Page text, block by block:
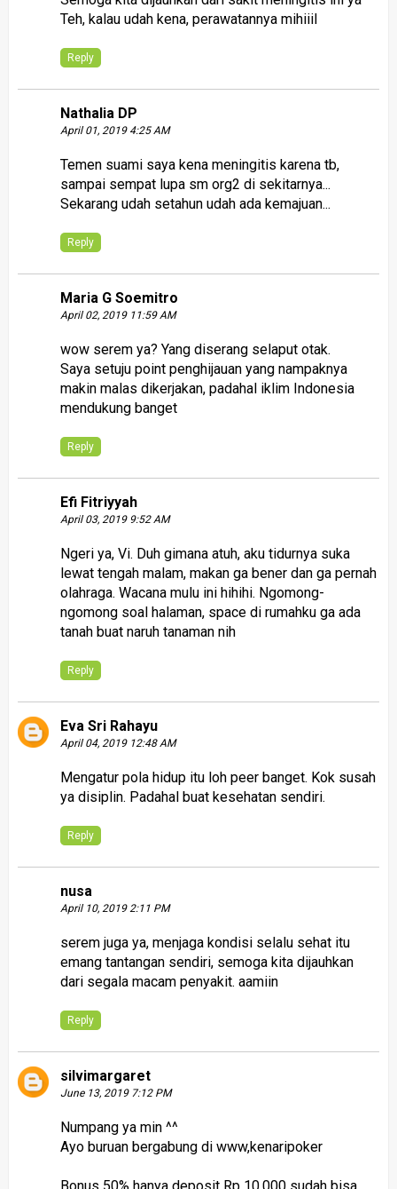
Teh, kalau udah kena, perawatannya mihiiil
Reply
Nathalia DP
April 01, 2019 4:25 AM
Temen suami saya kena meningitis karena tb,
sampai sempat lupa sm org2 di sekitarnya...
Sekarang udah setahun udah ada kemajuan...
Reply
Maria G Soemitro
April 02, 2019 11:59 AM
wow serem ya? Yang diserang selaput otak.
Saya setuju point penghijauan yang nampaknya
makin malas dikerjakan, padahal iklim Indonesia
mendukung banget
Reply
Efi Fitriyyah
April 03, 2019 9:52 AM
Ngeri ya, Vi. Duh gimana atuh, aku tidurnya suka
lewat tengah malam, makan ga bener dan ga pernah
olahraga. Wacana mulu ini hihihi. Ngomong-
ngomong soal halaman, space di rumahku ga ada
tanah buat naruh tanaman nih
Reply
Eva Sri Rahayu
April 04, 2019 12:48 AM
Mengatur pola hidup itu loh peer banget. Kok susah
ya disiplin. Padahal buat kesehatan sendiri.
Reply
nusa
April 10, 2019 2:11 PM
serem juga ya, menjaga kondisi selalu sehat itu
emang tantangan sendiri, semoga kita dijauhkan
dari segala macam penyakit. aamiin
Reply
silvimargaret
June 13, 2019 7:12 PM
Numpang ya min ^^
Ayo buruan bergabung di www,kenaripoker